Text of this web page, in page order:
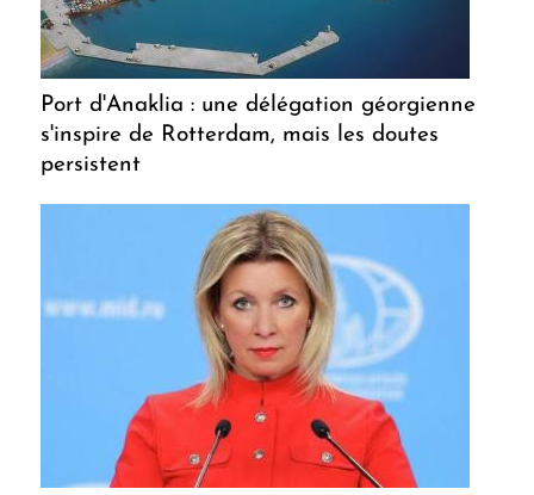
Port d'Anaklia : une délégation géorgienne
s'inspire de Rotterdam, mais les doutes
persistent